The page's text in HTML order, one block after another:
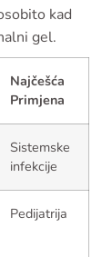
kad
gel.
Najčešća
Primjena
Sistemske
infekcije
Pedijatrija